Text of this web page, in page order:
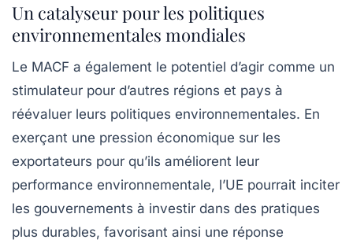
Un catalyseur pour les politiques
environnementales mondiales
Le MACF a également le potentiel d’agir comme un
stimulateur pour d’autres régions et pays à
réévaluer leurs politiques environnementales. En
exerçant une pression économique sur les
exportateurs pour qu’ils améliorent leur
performance environnementale, l’UE pourrait inciter
les gouvernements à investir dans des pratiques
plus durables, favorisant ainsi une réponse